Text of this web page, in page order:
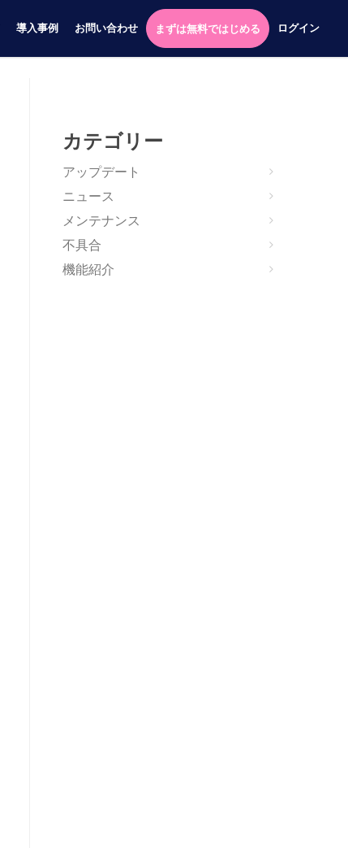
導入事例 お問い合わせ まずは無料ではじめる ログイン
カテゴリー
アップデート
ニュース
メンテナンス
不具合
機能紹介